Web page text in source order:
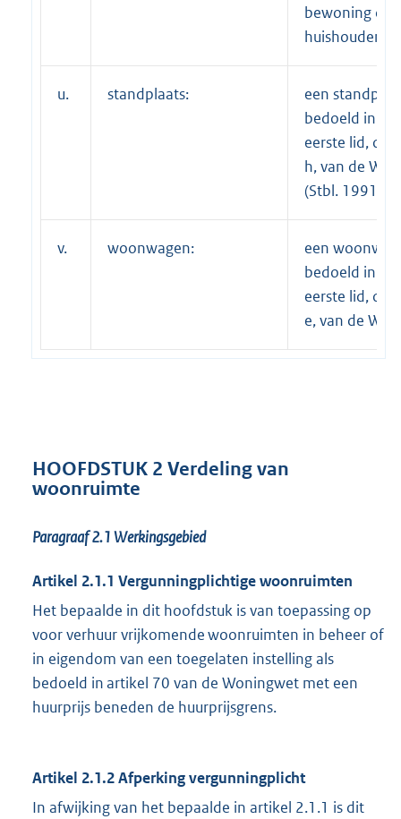
bewoning
huishouden;
u. standplaats:
een
bedoeld in
eerste lid,
h, van de
(Stbl. 1991,
v. woonwagen:
een
bedoeld in
eerste lid,
e, van de
HOOFDSTUK 2 Verdeling van
woonruimte
Paragraaf 2.1Werkingsgebied
Artikel 2.1.1 Vergunningplichtige woonruimten
Het bepaalde in dit hoofdstuk is van toepassing op
voor verhuur vrijkomende woonruimten in beheer of
in eigendom van een toegelaten instelling als
bedoeld in artikel 70 van de Woningwet met een
huurprijs beneden de huurprijsgrens.
Artikel 2.1.2 Afperking vergunningplicht
In afwijking van het bepaalde in artikel 2.1.1 is dit